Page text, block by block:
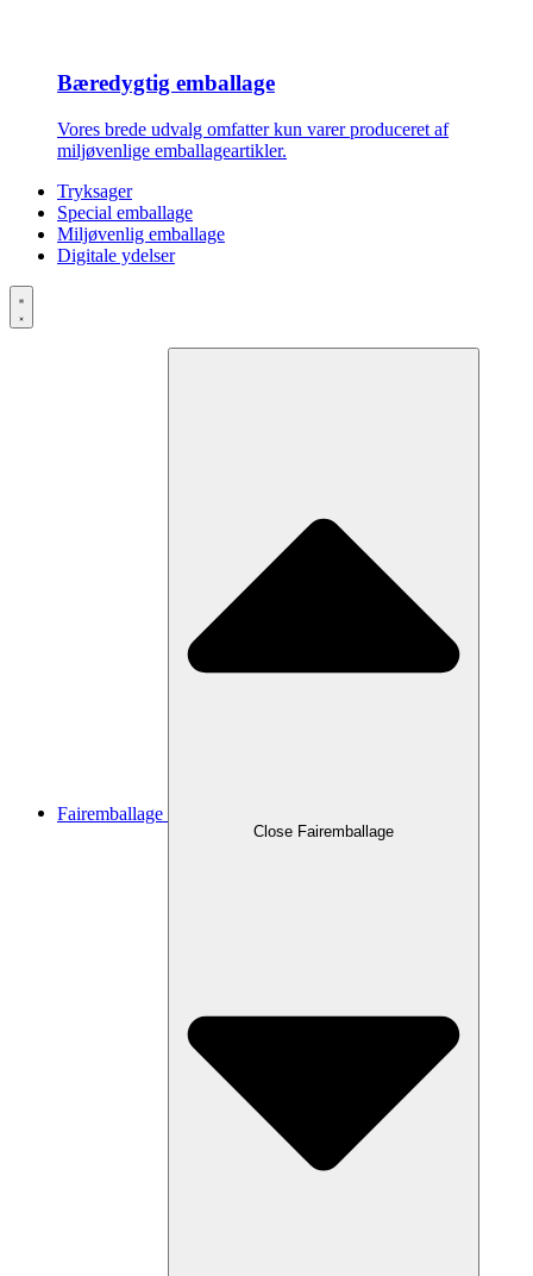
Bæredygtig emballage
Vores brede udvalg omfatter kun varer produceret af
miljøvenlige emballageartikler.
Tryksager
Special emballage
Miljøvenlig emballage
Digitale ydelser
Fairemballage
Close Fairemballage